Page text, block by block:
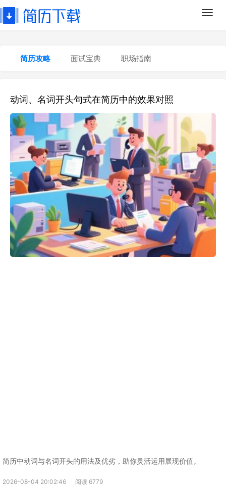
简历攻略 面试宝典 职场指南
动词、名词开头句式在简历中的效果对照
简历中动词与名词开头的用法及优劣，助你灵活运用展现价值。
2026-08-04 20:02:46 阅读 6779